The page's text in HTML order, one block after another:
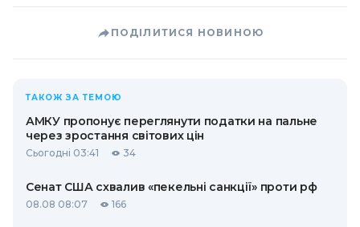
ПОДІЛИТИСЯ НОВИНОЮ
ТАКОЖ ЗА ТЕМОЮ
АМКУ пропонує переглянути податки на пальне
через зростання світових цін
Сьогодні 03:41 34
Сенат США схвалив «пекельні санкції» проти рф
08.08 08:07 166